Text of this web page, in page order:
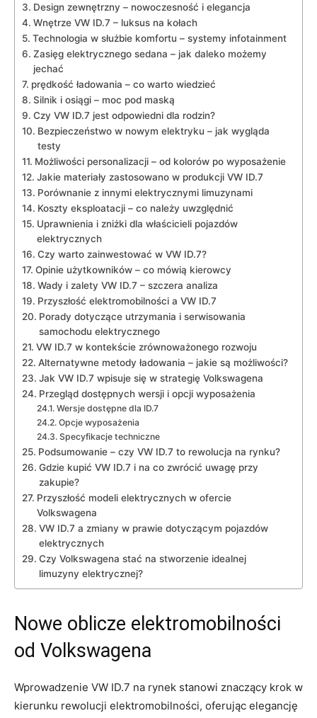
Design zewnętrzny – nowoczesność i elegancja
Wnętrze VW ID.7 – luksus na kołach
Technologia w służbie komfortu – systemy infotainment
Zasięg elektrycznego sedana – jak daleko możemy
jechać
prędkość ładowania – co warto wiedzieć
Silnik i osiągi – moc pod maską
Czy VW ID.7 jest odpowiedni dla rodzin?
Bezpieczeństwo w nowym elektryku – jak wygląda
testy
Możliwości personalizacji – od kolorów po wyposażenie
Jakie materiały zastosowano w produkcji VW ID.7
Porównanie z innymi elektrycznymi limuzynami
Koszty eksploatacji – co należy uwzględnić
Uprawnienia i zniżki dla właścicieli pojazdów
elektrycznych
Czy warto zainwestować w VW ID.7?
Opinie użytkowników – co mówią kierowcy
Wady i zalety VW ID.7 – szczera analiza
Przyszłość elektromobilności a VW ID.7
Porady dotyczące utrzymania i serwisowania
samochodu elektrycznego
VW ID.7 w kontekście zrównoważonego rozwoju
Alternatywne metody ładowania – jakie są możliwości?
Jak VW ID.7 wpisuje się w strategię Volkswagena
Przegląd dostępnych wersji i opcji wyposażenia
Wersje dostępne dla ID.7
Opcje wyposażenia
Specyfikacje techniczne
Podsumowanie – czy VW ID.7 to rewolucja na rynku?
Gdzie kupić VW ID.7 i na co zwrócić uwagę przy
zakupie?
Przyszłość modeli elektrycznych w ofercie
Volkswagena
VW ID.7 a zmiany w prawie dotyczącym pojazdów
elektrycznych
Czy Volkswagena stać na stworzenie idealnej
limuzyny elektrycznej?
Nowe oblicze elektromobilności
od Volkswagena
Wprowadzenie VW ID.7 na rynek stanowi znaczący krok w
kierunku rewolucji elektromobilności, oferując elegancję